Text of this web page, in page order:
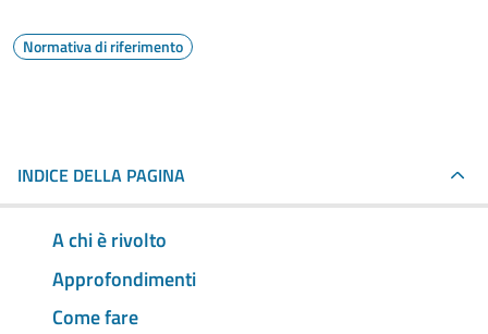
Normativa di riferimento
INDICE DELLA PAGINA
A chi è rivolto
Approfondimenti
Come fare